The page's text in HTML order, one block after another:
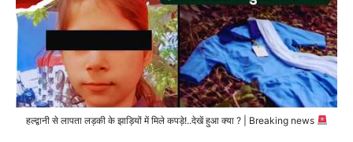
हल्द्वानी से लापता लड़की के झाड़ियों में मिले कपड़े!..देखें हुआ क्या ? | Breaking news